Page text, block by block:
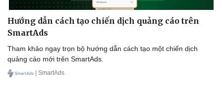
Hướng dẫn cách tạo chiến dịch quảng cáo trên
SmartAds
Tham khảo ngay trọn bộ hướng dẫn cách tạo một chiến dịch
quảng cáo mới trên SmartAds.
| SmartAds